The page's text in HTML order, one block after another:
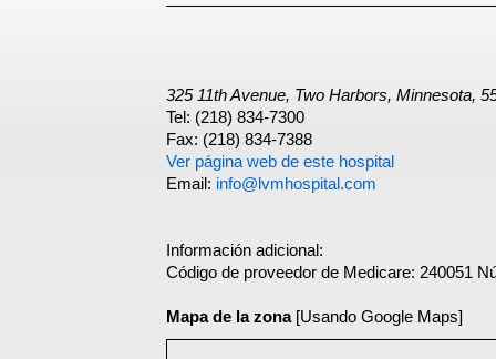
325 11th Avenue, Two Harbors, Minnesota,
Tel: (218) 834-7300
Fax: (218) 834-7388
Ver página web de este hospital
Email: info@lvmhospital.com
Información adicional:
Código de proveedor de Medicare: 240051
Mapa de la zona[Usando Google Maps]